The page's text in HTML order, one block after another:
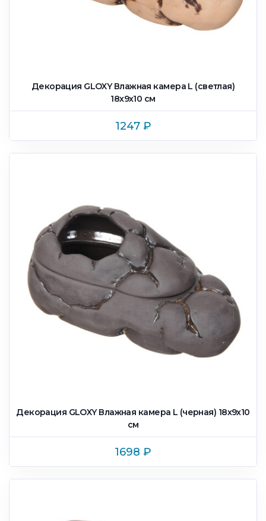
Декорация GLOXY Влажная камера L (светлая)
18х9х10 см
1247 ₽
Декорация GLOXY Влажная камера L (черная) 18х9х10
см
1698 ₽